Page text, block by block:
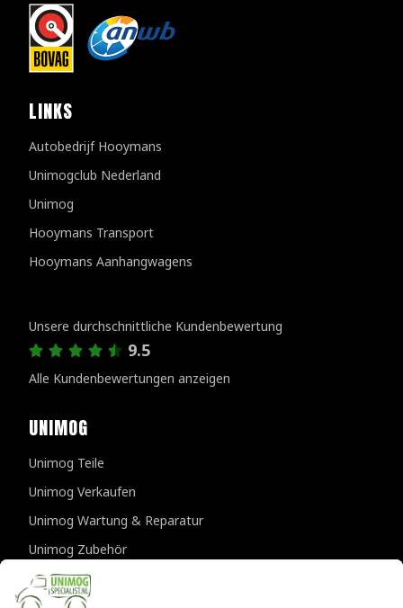
LINKS
Autobedrijf Hooymans
Unimogclub Nederland
Unimog
Hooymans Transport
Hooymans Aanhangwagens
Unsere durchschnittliche Kundenbewertung
9.5
Alle Kundenbewertungen anzeigen
UNIMOG
Unimog Teile
Unimog Verkaufen
Unimog Wartung & Reparatur
Unimog Zubehör
Unimog APK-prufungen